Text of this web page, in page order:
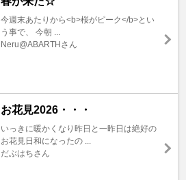
今週末あたりから<b>桜がピーク</b>とい
う事で、 今朝 ...
Neru@ABARTHさん
お花見2026・・・
いっきに暖かくなり昨日と一昨日は絶好の
お花見日和になったの ...
だぶはちさん